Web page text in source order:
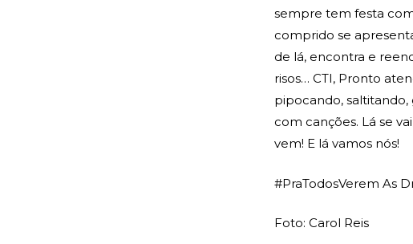
sempre tem festa
comprido se
de lá, encontra e
risos… CTI, Pronto
pipocando,
com canções. Lá se
vem! E lá vamos nós!
#PraTodosVerem As
Foto: Carol Reis